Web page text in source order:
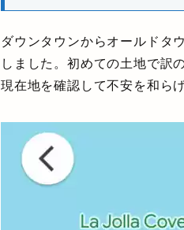
ダウンタウンからオールドタ
しました。初めての土地で訳
現在地を確認して不安を和らげ